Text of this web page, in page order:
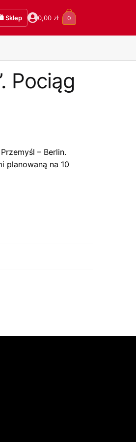
Sklep 0,00 zł 0
Pociąg
– Berlin.
planowaną na 10